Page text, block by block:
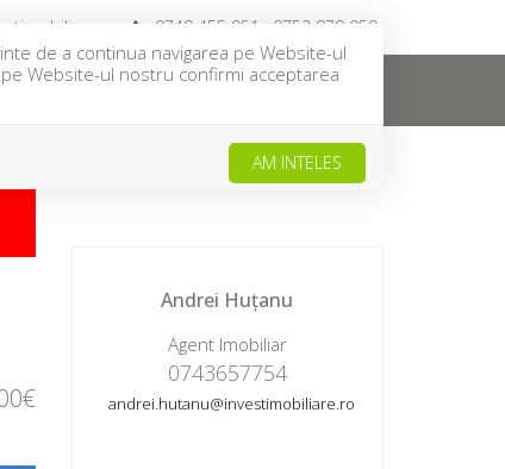
de a continua navigarea pe Website-ul
Website-ul nostru confirmi acceptarea
AM INTELES
0749 455 951 ; 0752 979 059
OFERTA TA
Andrei Huțanu
Agent Imobiliar
0743657754
andrei.hutanu@investimobiliare.ro